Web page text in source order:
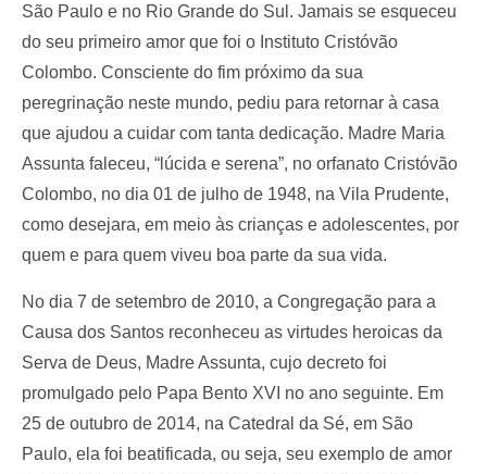
São Paulo e no Rio Grande do Sul. Jamais se esqueceu
do seu primeiro amor que foi o Instituto Cristóvão
Colombo. Consciente do fim próximo da sua
peregrinação neste mundo, pediu para retornar à casa
que ajudou a cuidar com tanta dedicação. Madre Maria
Assunta faleceu, “lúcida e serena”, no orfanato Cristóvão
Colombo, no dia 01 de julho de 1948, na Vila Prudente,
como desejara, em meio às crianças e adolescentes, por
quem e para quem viveu boa parte da sua vida.
No dia 7 de setembro de 2010, a Congregação para a
Causa dos Santos reconheceu as virtudes heroicas da
Serva de Deus, Madre Assunta, cujo decreto foi
promulgado pelo Papa Bento XVI no ano seguinte. Em
25 de outubro de 2014, na Catedral da Sé, em São
Paulo, ela foi beatificada, ou seja, seu exemplo de amor